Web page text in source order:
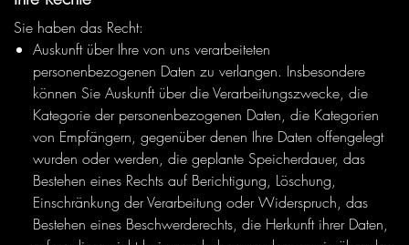
Sie haben das Recht:
Auskunft über Ihre von uns verarbeiteten
personenbezogenen Daten zu verlangen. Insbesondere
können Sie Auskunft über die Verarbeitungszwecke, die
Kategorie der personenbezogenen Daten, die Kategorien
von Empfängern, gegenüber denen Ihre Daten offengelegt
wurden oder werden, die geplante Speicherdauer, das
Bestehen eines Rechts auf Berichtigung, Löschung,
Einschränkung der Verarbeitung oder Widerspruch, das
Bestehen eines Beschwerderechts, die Herkunft ihrer Daten,